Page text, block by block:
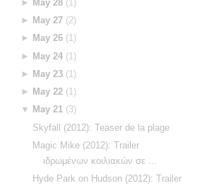
►
May 28 (1)
►
May 27 (2)
►
May 26 (1)
► May 24 (1)
►
May 23 (1)
►
May 22 (1)
▼ May 21 (3)
Skyfall (2012): Teaser de la plage
Magic Mike (2012): Trailer
ιδρωμένων κοιλιακών σε ...
Hyde Park on Hudson (2012): Trailer